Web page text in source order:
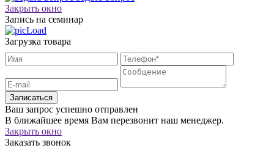
Закрыть окно
Запись на семинар
Загрузка товара
Записаться
Ваш запрос успешно отправлен
В ближайшее время Вам перезвонит наш менеджер.
Закрыть окно
Заказать звонок